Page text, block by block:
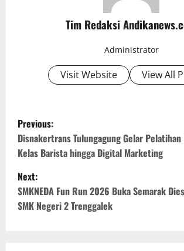
Tim Redaksi
Administrator
Visit Website View All
P
o
s
t
n
a
Previous:
Disnakertrans Tulungagung Gelar
Kelas Barista hingga Digital Marketing
Next:
SMKNEDA Fun Run 2026 Buka Semarak
SMK Negeri 2 Trenggalek